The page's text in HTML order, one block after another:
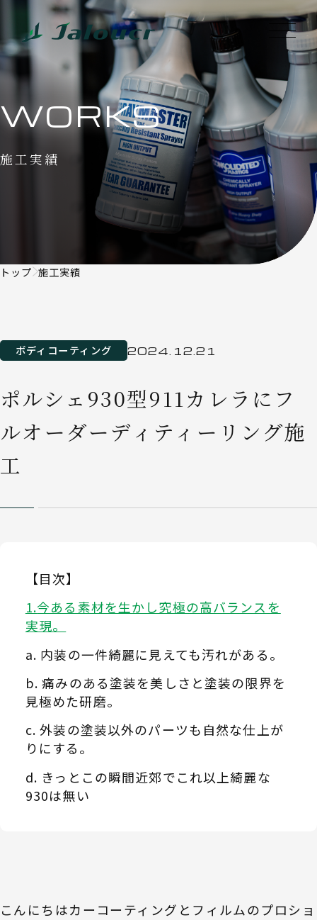
WORKS
施工実績
トップ 施工実績
ボディコーティング 2024.12.21
ポルシェ930型911カレラにフ
ルオーダーディティーリング施
工
【目次】
今ある素材を生かし究極の高バランスを
実現。
内装の一件綺麗に見えても汚れがある。
痛みのある塗装を美しさと塗装の限界を
見極めた研磨。
外装の塗装以外のパーツも自然な仕上が
りにする。
きっとこの瞬間近郊でこれ以上綺麗な
930は無い
こんにちはカーコーティングとフィルムのプロショ